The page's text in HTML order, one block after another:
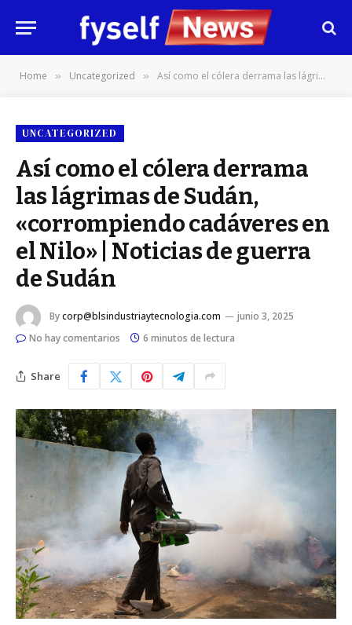
Home » Uncategorized » Así como el cólera derrama las lágrimas de Sudán, «corrompiendo cadáveres en el Nilo» | Noticias de guerra de Sudán
UNCATEGORIZED
Así como el cólera derrama
las lágrimas de Sudán,
«corrompiendo cadáveres en
el Nilo» | Noticias de guerra
de Sudán
Bycorp@blsindustriaytecnologia.com
junio 3, 2025
No hay comentarios
6 minutos de lectura
Share